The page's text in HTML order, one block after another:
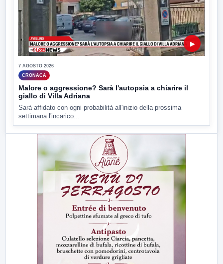
▶
7 AGOSTO 2026
CRONACA
Malore o aggressione? Sarà l'autopsia a chiarire il
giallo di Villa Adriana
Sarà affidato con ogni probabilità all'inizio della prossima
settimana l'incarico...